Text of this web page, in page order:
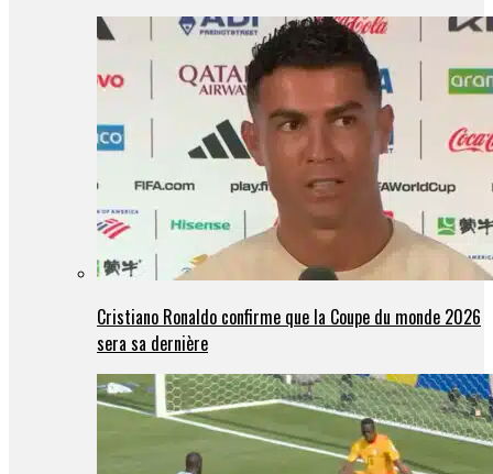
Cristiano Ronaldo confirme que la Coupe du monde 2026
sera sa dernière